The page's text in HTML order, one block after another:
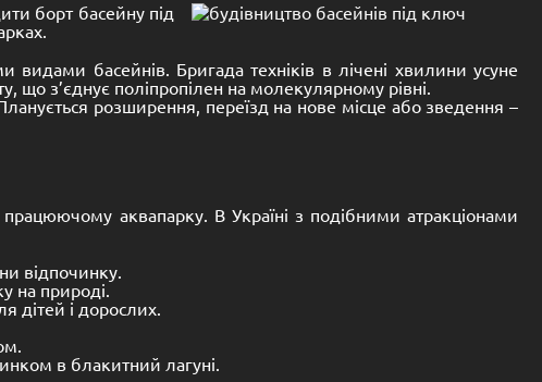
борт басейну під
видами басейнів. Бригада техніків в лічені хвилини усуне
з’єднує поліпропілен на молекулярному рівні.
розширення, переїзд на нове місце або зведення –
працюючому аквапарку. В Україні з подібними атракціонами
відпочинку.
на природі.
дітей і дорослих.
в блакитний лагуні.